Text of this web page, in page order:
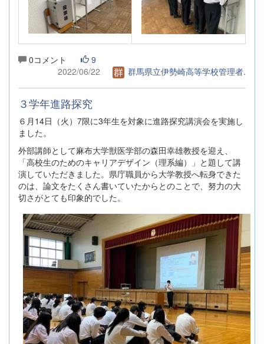
0コメント
9
2022/06/22
群馬県立伊勢崎高等学校管理者.
３学年進路探究
６月14日（火）7限に3年生を対象に進路探究講演会を実施し
ました。
外部講師として麻布大学獣医学部の森田幸雄教授を迎え、
「高校生のためのキャリアデザイン（理系編）」と題して講
演していただきました。県庁職員から大学教授へ転身できた
のは、論文をたくさん書いていたからとのことで、努力の大
切さがとても印象的でした。